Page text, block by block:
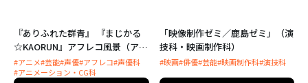
『ありふれた群青』 『まじかる
☆KAORUN』アフレコ風景（アニ
メ制作：アニメーション・CG科
／キャラクターヴォイス：声優
#アニメ#芸能#声優#アフレコ#声優科
#アニメーション・CG科
「映像制作ゼミ／鹿島ゼミ」（演
技科・映画制作科）
#映画#俳優#芸能#映画制作科#演技科